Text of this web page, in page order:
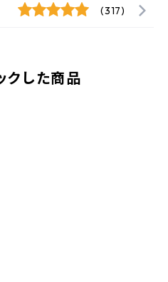
(317)
クした商品